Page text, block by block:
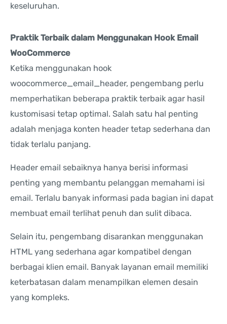
keseluruhan.
Praktik Terbaik dalam Menggunakan Hook Email
WooCommerce
Ketika menggunakan hook
woocommerce_email_header, pengembang perlu
memperhatikan beberapa praktik terbaik agar hasil
kustomisasi tetap optimal. Salah satu hal penting
adalah menjaga konten header tetap sederhana dan
tidak terlalu panjang.
Header email sebaiknya hanya berisi informasi
penting yang membantu pelanggan memahami isi
email. Terlalu banyak informasi pada bagian ini dapat
membuat email terlihat penuh dan sulit dibaca.
Selain itu, pengembang disarankan menggunakan
HTML yang sederhana agar kompatibel dengan
berbagai klien email. Banyak layanan email memiliki
keterbatasan dalam menampilkan elemen desain
yang kompleks.